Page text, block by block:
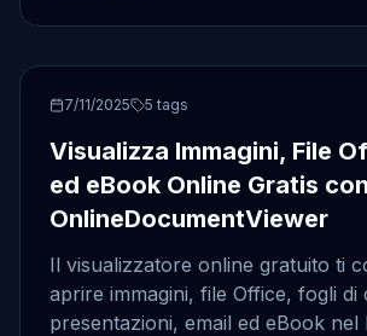
OnlineDocumentViewer
7/11/2025 5 tags
Visualizza Immagini, File
ed eBook Online Gratis con
OnlineDocumentViewer
Il visualizzatore online gratuito ti
aprire immagini, file Office, fogli di
presentazioni, email ed eBook